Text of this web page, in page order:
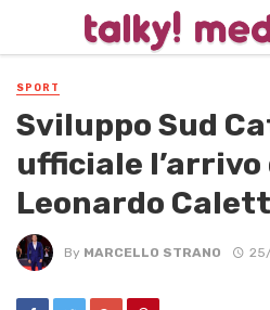
SPORT
Sviluppo Sud
ufficiale
Leonardo
By MARCELLO STRANO